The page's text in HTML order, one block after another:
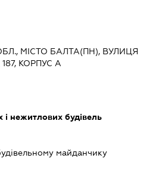
МІСТО БАЛТА(ПН), ВУЛИЦЯ
КОРПУС А
і нежитлових будівель
майданчику